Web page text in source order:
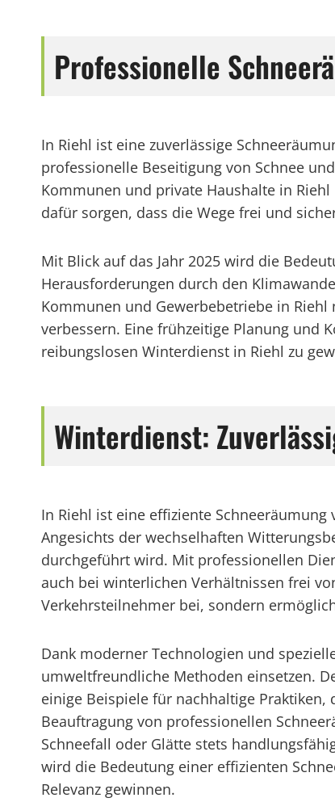
Professionelle
In Riehl ist eine zuverlässige
professionelle Beseitigung von Schnee
Kommunen und private Haushalte in
dafür sorgen, dass die Wege frei und
Mit Blick auf das Jahr 2025 wird die
Herausforderungen durch den
Kommunen und Gewerbebetriebe in
verbessern. Eine frühzeitige Planung und
reibungslosen Winterdienst in Riehl zu
Winterdienst:
In Riehl ist eine effiziente
Angesichts der wechselhaften
durchgeführt wird. Mit professionellen
auch bei winterlichen Verhältnissen frei
Verkehrsteilnehmer bei, sondern
Dank moderner Technologien und
umweltfreundliche Methoden einsetzen.
einige Beispiele für nachhaltige
Beauftragung von professionellen
Schneefall oder Glätte stets
wird die Bedeutung einer effizienten
Relevanz gewinnen.